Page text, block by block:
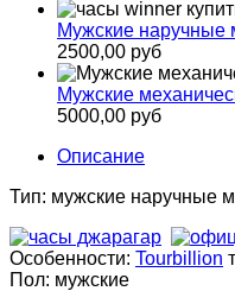
Мужские наручные
2500,00 руб
Мужские
5000,00 руб
Описание
Тип: мужские наручные
Особенности: Tourbillion
Пол: мужские